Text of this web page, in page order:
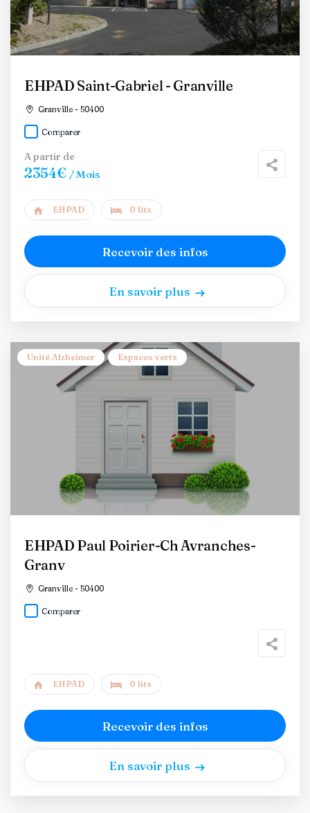
EHPAD Saint-Gabriel - Granville
Granville - 50400
Comparer
A partir de
2354€ / Mois
EHPAD 0 lits
Recevoir des infos
En savoir plus
Unité Alzheimer Espaces verts
EHPAD Paul Poirier-Ch Avranches-
Granv
Granville - 50400
Comparer
EHPAD 0 lits
Recevoir des infos
En savoir plus